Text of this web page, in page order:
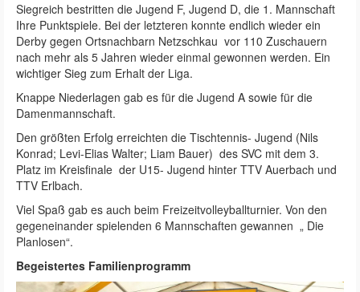
Siegreich bestritten die Jugend F, Jugend D, die 1. Mannschaft
Ihre Punktspiele. Bei der letzteren konnte endlich wieder ein
Derby gegen Ortsnachbarn Netzschkau vor 110 Zuschauern
nach mehr als 5 Jahren wieder einmal gewonnen werden. Ein
wichtiger Sieg zum Erhalt der Liga.
Knappe Niederlagen gab es für die Jugend A sowie für die
Damenmannschaft.
Den größten Erfolg erreichten die Tischtennis- Jugend (Nils
Konrad; Levi-Elias Walter; Liam Bauer) des SVC mit dem 3.
Platz im Kreisfinale der U15- Jugend hinter TTV Auerbach und
TTV Erlbach.
Viel Spaß gab es auch beim Freizeitvolleyballturnier. Von den
gegeneinander spielenden 6 Mannschaften gewannen „ Die
Planlosen“.
Begeistertes Familienprogramm